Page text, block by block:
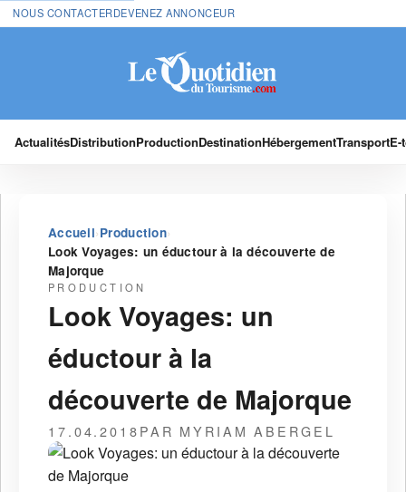
NOUS CONTACTERDEVENEZ ANNONCEUR
ActualitésDistributionProductionDestinationHébergementTransport
Accueil›Production›
Look Voyages: un éductour à la découverte de
Majorque
PRODUCTION
Look Voyages: un
éductour à la
découverte de Majorque
17.04.2018PAR MYRIAM ABERGEL